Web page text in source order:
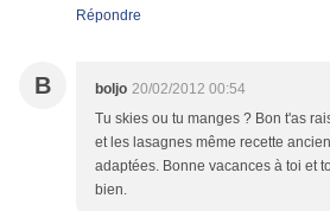
Répondre
B boljo 20/02/2012 00:54
Tu skies ou tu manges ? Bon t'as
et les lasagnes même recette
adaptées. Bonne vacances à toi et
bien.